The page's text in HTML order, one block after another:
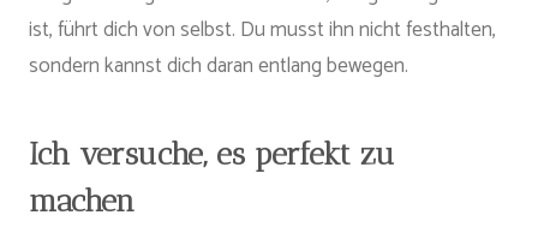
ist, führt dich von selbst. Du musst ihn nicht festhalten,
sondern kannst dich daran entlang bewegen.
Ich versuche, es perfekt zu
machen